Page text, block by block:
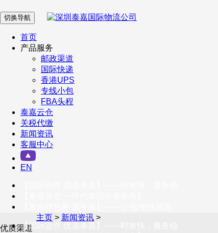
在 线 客 服
企业微信
订阅号
客户服务热线
400-098-5699
联系我们
切换导航
首页
产品服务
邮政渠道
国际快递
香港UPS
专线小包
FBA头程
泰嘉云仓
关税代缴
新闻资讯
客服中心
EN
【国际急件 优选泰嘉】——时效快，服务稳
主页 > 新闻资讯 >
优质渠道